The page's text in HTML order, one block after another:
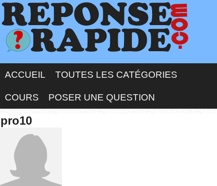
ACCUEIL TOUTES LES CATÉGORIES
COURS POSER UNE QUESTION
pro10